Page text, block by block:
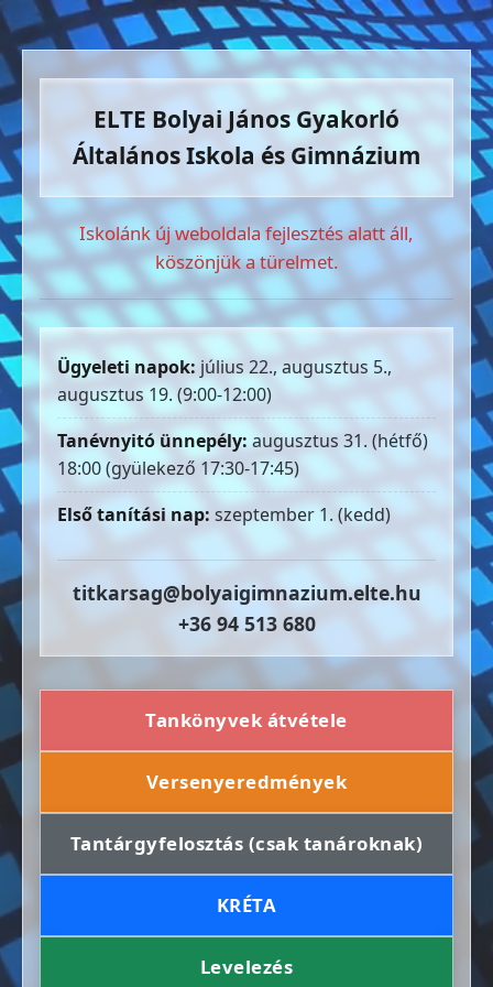
ELTE Bolyai János Gyakorló
Általános Iskola és Gimnázium
Iskolánk új weboldala fejlesztés alatt áll,
köszönjük a türelmet.
Ügyeleti napok: július 22., augusztus 5.,
augusztus 19. (9:00-12:00)
Tanévnyitó ünnepély: augusztus 31. (hétfő)
18:00 (gyülekező 17:30-17:45)
Első tanítási nap: szeptember 1. (kedd)
titkarsag@bolyaigimnazium.elte.hu
+36 94 513 680
Tankönyvek átvétele
Versenyeredmények
Tantárgyfelosztás (csak tanároknak)
KRÉTA
Levelezés